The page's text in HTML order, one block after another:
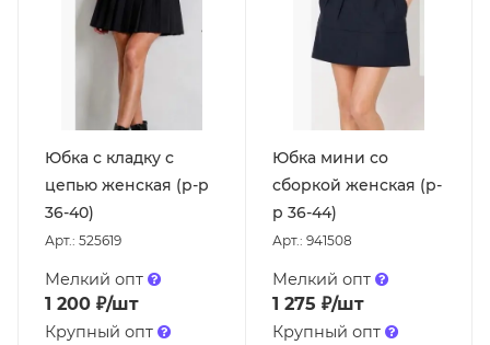
Юбка с кладку с
цепью женская (р-р
36-40)
Арт.: 525619
Мелкий опт
1 200 ₽/шт
Крупный опт
Юбка мини со
сборкой женская (р-
р 36-44)
Арт.: 941508
Мелкий опт
1 275 ₽/шт
Крупный опт